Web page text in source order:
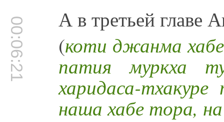
00:06:21
А в третьей главе
(коти джанма
патия муркха
харидаса-
наша хабе тора, на